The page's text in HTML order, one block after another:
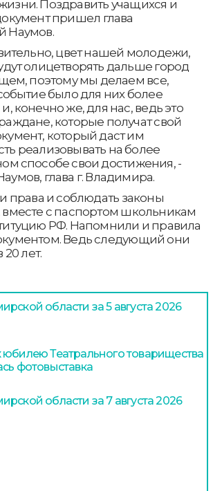
Поздравить учащихся и
пришел глава
Наумов.
цвет нашей молодежи,
олицетворять дальше город
поэтому мы делаем все,
было для них более
конечно же, для нас, ведь это
которые получат свой
который даст им
реализовывать на более
способе свои достижения, -
глава г. Владимира.
права и соблюдать законы
с паспортом школьникам
РФ. Напомнили и правила
Ведь следующий они
20 лет.
области за 5 августа 2026
Театрального товарищества
фотовыставка
области за 7 августа 2026